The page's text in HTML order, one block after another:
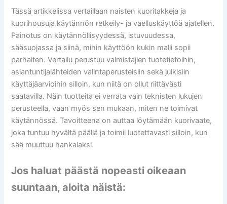
Tässä artikkelissa vertaillaan naisten kuoritakkeja ja
kuorihousuja käytännön retkeily- ja vaelluskäyttöä ajatellen.
Painotus on käytännöllisyydessä, istuvuudessa,
sääsuojassa ja siinä, mihin käyttöön kukin malli sopii
parhaiten. Vertailu perustuu valmistajien tuotetietoihin,
asiantuntijalähteiden valintaperusteisiin sekä julkisiin
käyttäjäarvioihin silloin, kun niitä on ollut riittävästi
saatavilla. Näin tuotteita ei verrata vain teknisten lukujen
perusteella, vaan myös sen mukaan, miten ne toimivat
käytännössä. Tavoitteena on auttaa löytämään kuorivaate,
joka tuntuu hyvältä päällä ja toimii luotettavasti silloin, kun
sää muuttuu hankalaksi.
Jos haluat päästä nopeasti oikeaan
suuntaan, aloita näistä: